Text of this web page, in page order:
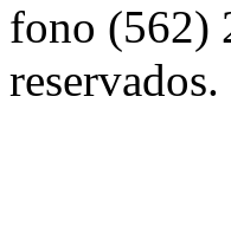
fono (562)